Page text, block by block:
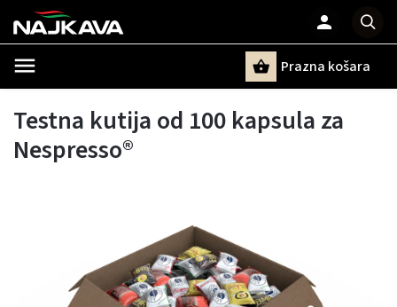
Prazna košara
Testna kutija od 100 kapsula za
Nespresso®